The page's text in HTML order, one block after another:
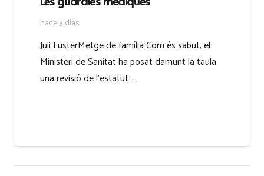
hace 3 días
Juli FusterMetge de família Com és sabut, el
Ministeri de Sanitat ha posat damunt la taula
una revisió de l’estatut…